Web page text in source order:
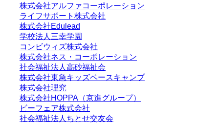
株式会社アルファコーポレーション
ライフサポート株式会社
株式会社Edulead
学校法人三幸学園
コンビウィズ株式会社
株式会社ネス・コーポレーション
社会福祉法人高砂福祉会
株式会社東急キッズベースキャンプ
株式会社理究
株式会社HOPPA（京進グループ）
ビーフェア株式会社
社会福祉法人ちとせ交友会